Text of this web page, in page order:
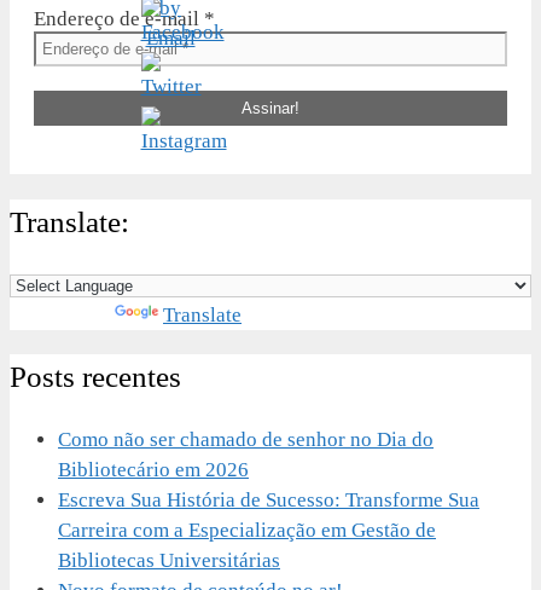
Endereço de e-mail *
Translate:
Translate
Posts recentes
Como não ser chamado de senhor no Dia do
Bibliotecário em 2026
Escreva Sua História de Sucesso: Transforme Sua
Carreira com a Especialização em Gestão de
Bibliotecas Universitárias